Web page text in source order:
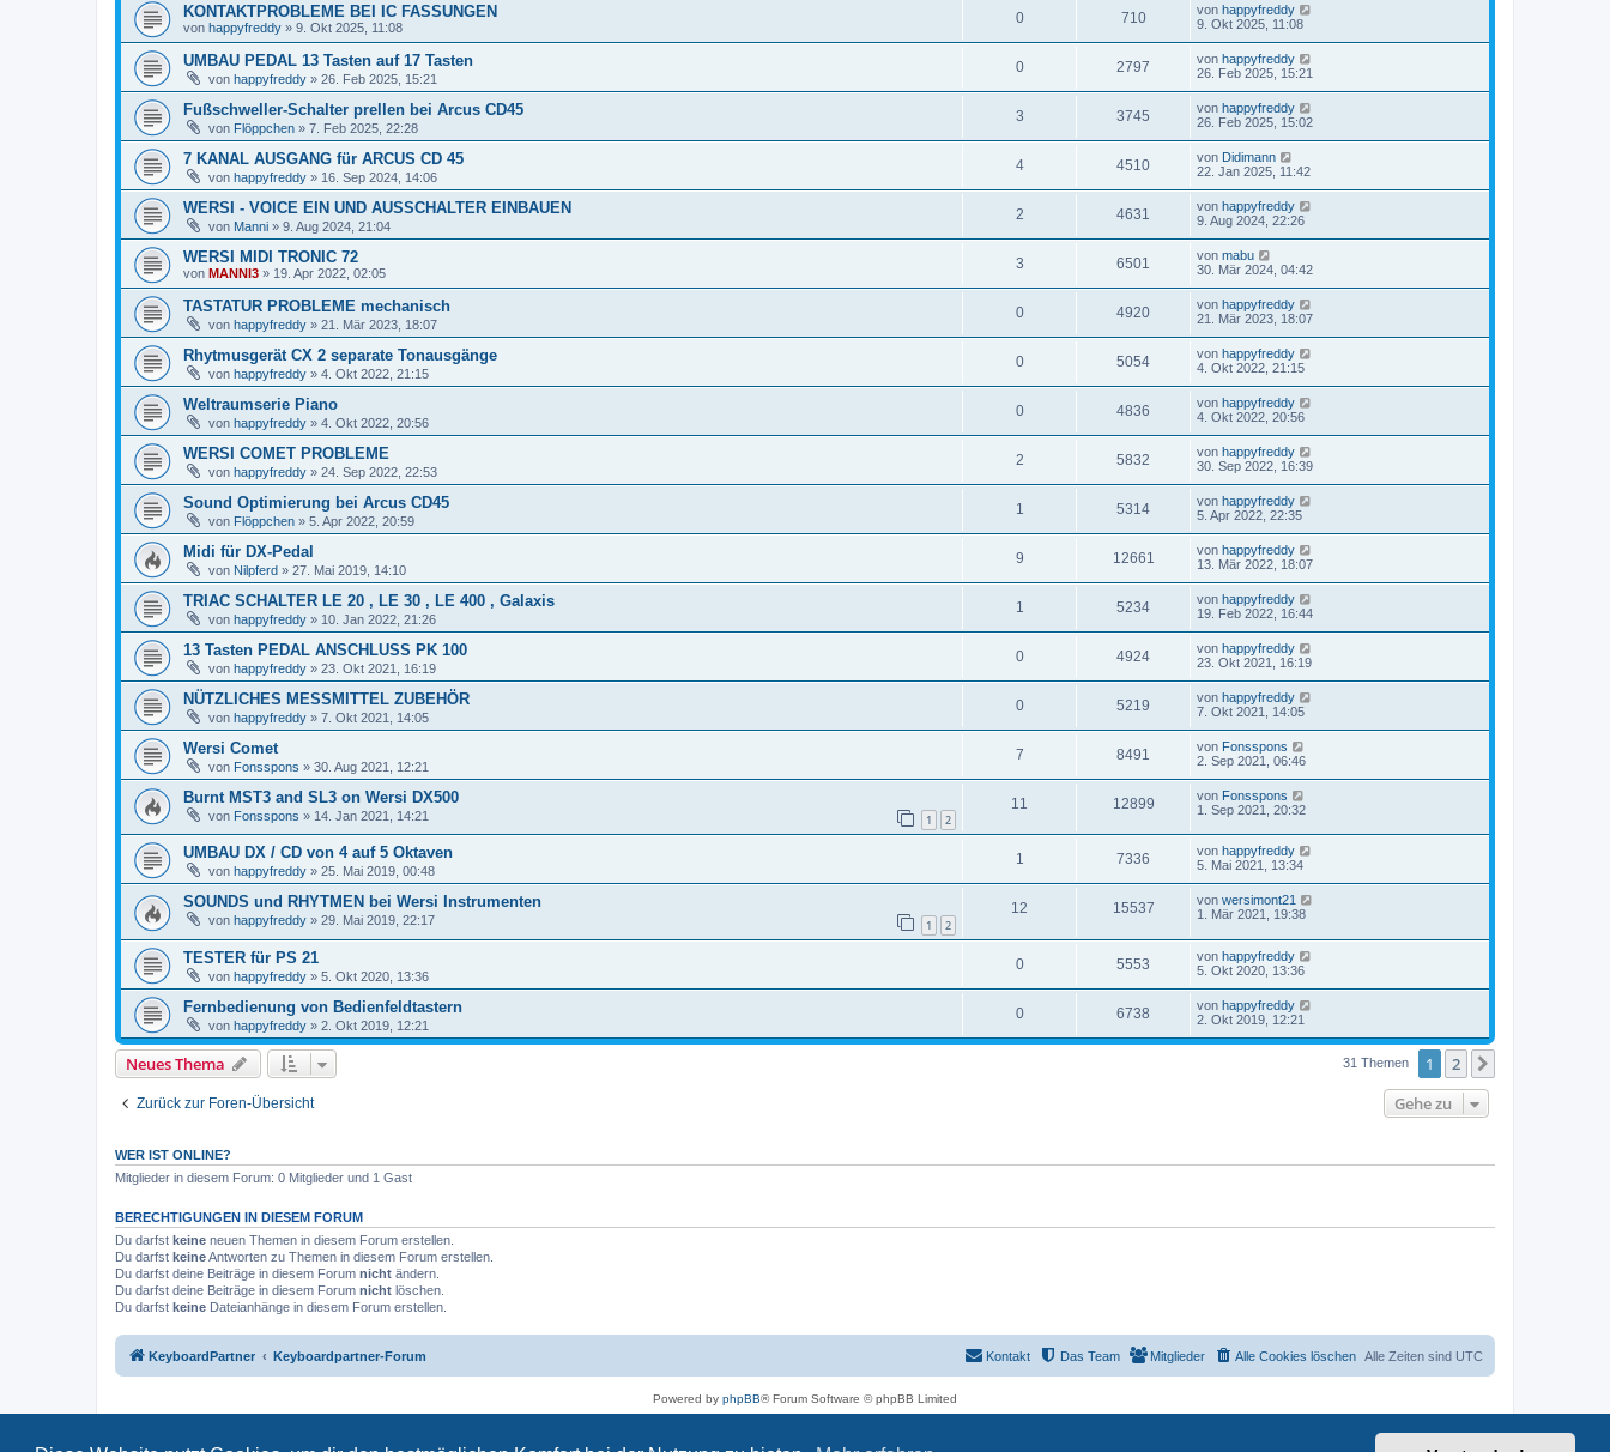
KONTAKTPROBLEME BEI IC FASSUNGEN
von happyfreddy » 9. Okt 2025, 11:08
0 710 von happyfreddy
9. Okt 2025, 11:08
UMBAU PEDAL 13 Tasten auf 17 Tasten
von happyfreddy » 26. Feb 2025, 15:21
0 2797 von happyfreddy
26. Feb 2025, 15:21
Fußschweller-Schalter prellen bei Arcus CD45
von Flöppchen » 7. Feb 2025, 22:28
3 3745 von happyfreddy
26. Feb 2025, 15:02
7 KANAL AUSGANG für ARCUS CD 45
von happyfreddy » 16. Sep 2024, 14:06
4 4510 von Didimann
22. Jan 2025, 11:42
WERSI - VOICE EIN UND AUSSCHALTER EINBAUEN
von Manni » 9. Aug 2024, 21:04
2 4631 von happyfreddy
9. Aug 2024, 22:26
WERSI MIDI TRONIC 72
von MANNI3 » 19. Apr 2022, 02:05
3 6501 von mabu
30. Mär 2024, 04:42
TASTATUR PROBLEME mechanisch
von happyfreddy » 21. Mär 2023, 18:07
0 4920 von happyfreddy
21. Mär 2023, 18:07
Rhytmusgerät CX 2 separate Tonausgänge
von happyfreddy » 4. Okt 2022, 21:15
0 5054 von happyfreddy
4. Okt 2022, 21:15
Weltraumserie Piano
von happyfreddy » 4. Okt 2022, 20:56
0 4836 von happyfreddy
4. Okt 2022, 20:56
WERSI COMET PROBLEME
von happyfreddy » 24. Sep 2022, 22:53
2 5832 von happyfreddy
30. Sep 2022, 16:39
Sound Optimierung bei Arcus CD45
von Flöppchen » 5. Apr 2022, 20:59
1 5314 von happyfreddy
5. Apr 2022, 22:35
Midi für DX-Pedal
von Nilpferd » 27. Mai 2019, 14:10
9 12661 von happyfreddy
13. Mär 2022, 18:07
TRIAC SCHALTER LE 20 , LE 30 , LE 400 , Galaxis
von happyfreddy » 10. Jan 2022, 21:26
1 5234 von happyfreddy
19. Feb 2022, 16:44
13 Tasten PEDAL ANSCHLUSS PK 100
von happyfreddy » 23. Okt 2021, 16:19
0 4924 von happyfreddy
23. Okt 2021, 16:19
NÜTZLICHES MESSMITTEL ZUBEHÖR
von happyfreddy » 7. Okt 2021, 14:05
0 5219 von happyfreddy
7. Okt 2021, 14:05
Wersi Comet
von Fonsspons » 30. Aug 2021, 12:21
7 8491 von Fonsspons
2. Sep 2021, 06:46
Burnt MST3 and SL3 on Wersi DX500
von Fonsspons » 14. Jan 2021, 14:21 1 2
11 12899 von Fonsspons
1. Sep 2021, 20:32
UMBAU DX / CD von 4 auf 5 Oktaven
von happyfreddy » 25. Mai 2019, 00:48
1 7336 von happyfreddy
5. Mai 2021, 13:34
SOUNDS und RHYTMEN bei Wersi Instrumenten
von happyfreddy » 29. Mai 2019, 22:17 1 2
12 15537 von wersimont21
1. Mär 2021, 19:38
TESTER für PS 21
von happyfreddy » 5. Okt 2020, 13:36
0 5553 von happyfreddy
5. Okt 2020, 13:36
Fernbedienung von Bedienfeldtastern
von happyfreddy » 2. Okt 2019, 12:21
0 6738 von happyfreddy
2. Okt 2019, 12:21
Neues Thema 31 Themen 1 2
Zurück zur Foren-Übersicht Gehe zu
WER IST ONLINE?
Mitglieder in diesem Forum: 0 Mitglieder und 1 Gast
BERECHTIGUNGEN IN DIESEM FORUM
Du darfst keine neuen Themen in diesem Forum erstellen.
Du darfst keineAntworten zu Themen in diesem Forum erstellen.
Du darfst deine Beiträge in diesem Forum nicht ändern.
Du darfst deine Beiträge in diesem Forum nicht löschen.
Du darfst keine Dateianhänge in diesem Forum erstellen.
KeyboardPartner Keyboardpartner-Forum Alle Zeiten sind UTC
Alle Cookies löschen
Mitglieder
Das Team
Kontakt
Powered by phpBB® Forum Software © phpBB Limited